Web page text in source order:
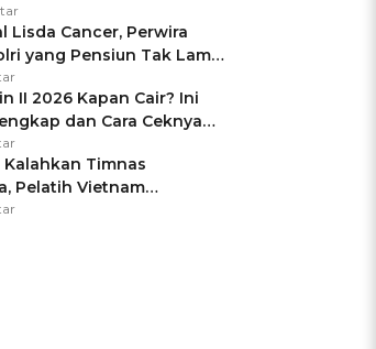
Lisda Cancer, Perwira
yang Pensiun Tak Lama
II 2026 Kapan Cair? Ini
dan Cara Ceknya
Tidak Hangus!
Timnas
Pelatih Vietnam
Pakai Jimat di Pakansari